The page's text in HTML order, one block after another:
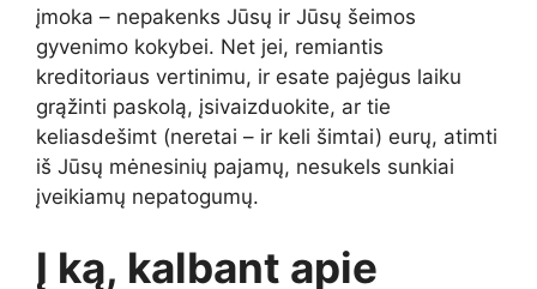
įmoka – nepakenks Jūsų ir Jūsų šeimos
gyvenimo kokybei. Net jei, remiantis
kreditoriaus vertinimu, ir esate pajėgus laiku
grąžinti paskolą, įsivaizduokite, ar tie
keliasdešimt (neretai – ir keli šimtai) eurų, atimti
iš Jūsų mėnesinių pajamų, nesukels sunkiai
įveikiamų nepatogumų.
Į ką, kalbant apie